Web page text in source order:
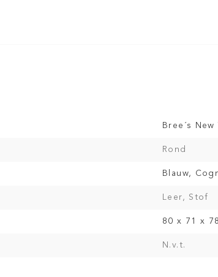
Bree´s New
Rond
Blauw,
Leer, Stof
80 x 71 x
N.v.t.